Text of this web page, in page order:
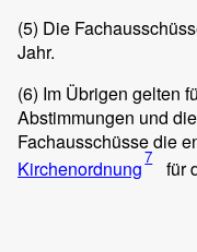
(5) Die
Jahr.
(6) Im Übrigen gelten
Abstimmungen und
Fachausschüsse die
Kirchenordnung7 für